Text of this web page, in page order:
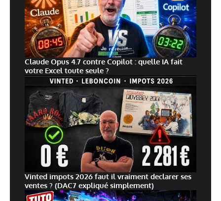
Claude Opus 4.7 contre Copilot : quelle IA fait
votre Excel toute seule ?
Vinted impots 2026 faut il vraiment declarer ses
ventes ? (DAC7 expliqué simplement)